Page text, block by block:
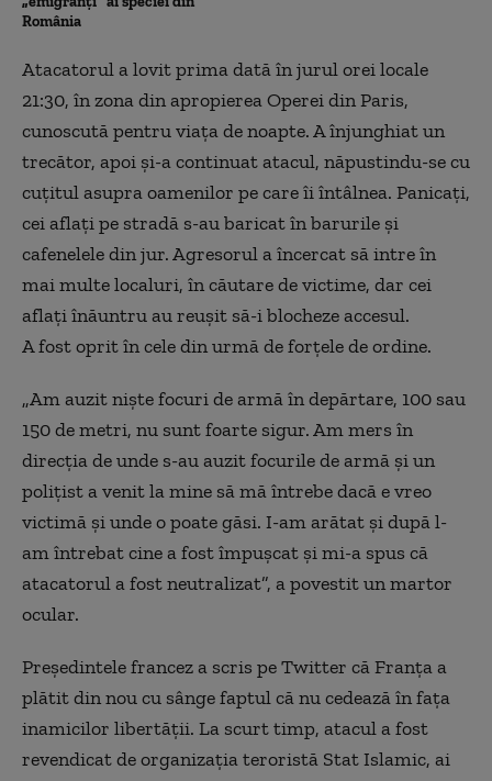
România
Atacatorul a lovit prima dată în jurul orei locale
21:30, în zona din apropierea Operei din Paris,
cunoscută pentru viaţa de noapte. A înjunghiat un
trecător, apoi şi-a continuat atacul, năpustindu-se cu
cuţitul asupra oamenilor pe care îi întâlnea. Panicaţi,
cei aflaţi pe stradă s-au baricat în barurile şi
cafenelele din jur. Agresorul a încercat să intre în
mai multe localuri, în căutare de victime, dar cei
aflaţi înăuntru au reuşit să-i blocheze accesul.
A fost oprit în cele din urmă de forţele de ordine.
„Am auzit nişte focuri de armă în depărtare, 100 sau
150 de metri, nu sunt foarte sigur. Am mers în
direcţia de unde s-au auzit focurile de armă şi un
poliţist a venit la mine să mă întrebe dacă e vreo
victimă şi unde o poate găsi. I-am arătat şi după l-
am întrebat cine a fost împuşcat şi mi-a spus că
atacatorul a fost neutralizat”, a povestit un martor
ocular.
Preşedintele francez a scris pe Twitter că Franţa a
plătit din nou cu sânge faptul că nu cedează în faţa
inamicilor libertăţii. La scurt timp, atacul a fost
revendicat de organizaţia teroristă Stat Islamic, ai